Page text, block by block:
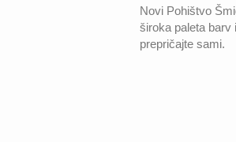
Novi Pohištvo
široka paleta barv
prepričajte sami.